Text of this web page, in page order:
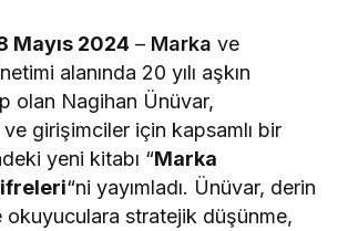
Mayıs 2024 – Marka ve
alanında 20 yılı aşkın
olan Nagihan Ünüvar,
girişimciler için kapsamlı bir
yeni kitabı “Marka
“ni yayımladı. Ünüvar, derin
okuyuculara stratejik düşünme,